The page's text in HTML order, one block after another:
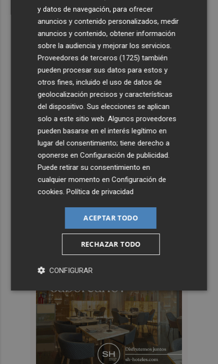
y datos de navegación, para ofrecer
anuncios y contenido personalizados, medir
anuncios y contenido, obtener información
sobre la audiencia y mejorar los servicios.
Proveedores de terceros (1725) también
pueden procesar sus datos para estos y
otros fines, incluido el uso de datos de
geolocalización precisos y características
del dispositivo. Sus elecciones se aplican
solo a este sitio web. Algunos proveedores
pueden basarse en el interés legítimo en
lugar del consentimiento; tiene derecho a
oponerse enConfiguración de publicidad
Puede retirar su consentimiento en
cualquier momento enConfiguración de
cookies .Política de privacidad
ACEPTAR TODO
RECHAZAR TODO
CONFIGURAR